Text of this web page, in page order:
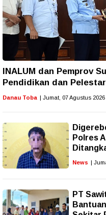
INALUM dan Pemprov
Pendidikan dan
Danau Toba | Jumat, 07 Agustus 2026
Polres
News |
PT